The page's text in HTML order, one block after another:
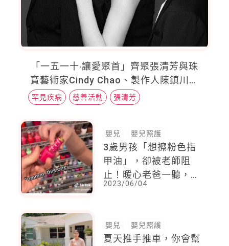
「一五一十‧讓愛聚首」齊聚張清芳與珠
寶藝術家Cindy Chao、製作人陳鎮川、
攝影大師林炳存，聯手策展為兒童醫療盡
一份力
罕見疾病 慈善活動 張清芳
嬰兒 嬰兒照護
3歲男孩「想擦粉色指
甲油」，卻被老師阻
止！暖心老爸一聽，直
接帶他去美甲店
2023/06/04
嬰兒 嬰兒照護
夏天推手推車，你會幫